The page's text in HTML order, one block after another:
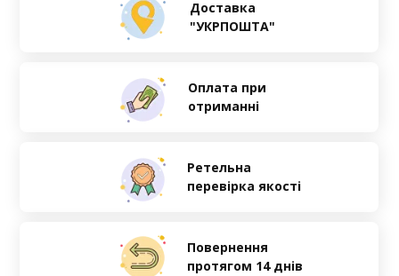
Оплата при
отриманні
Ретельна
перевірка якості
Доставка
"УКРПОШТА"
Повернення
протягом 14 днів